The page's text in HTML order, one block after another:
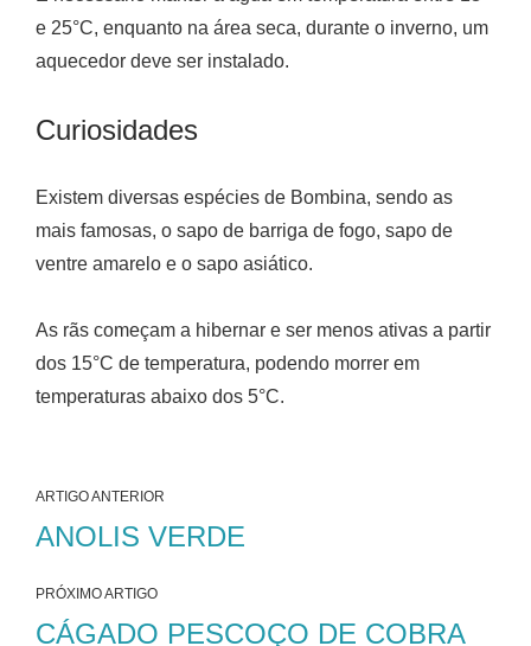
e 25°C, enquanto na área seca, durante o inverno, um
aquecedor deve ser instalado.
Curiosidades
Existem diversas espécies de Bombina, sendo as
mais famosas, o sapo de barriga de fogo, sapo de
ventre amarelo e o sapo asiático.
As rãs começam a hibernar e ser menos ativas a partir
dos 15°C de temperatura, podendo morrer em
temperaturas abaixo dos 5°C.
ARTIGO ANTERIOR
ANOLIS VERDE
PRÓXIMO ARTIGO
CÁGADO PESCOÇO DE COBRA